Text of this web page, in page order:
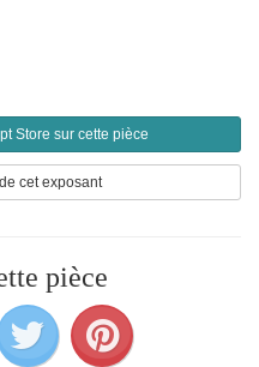
Store sur cette pièce
cet exposant
pièce